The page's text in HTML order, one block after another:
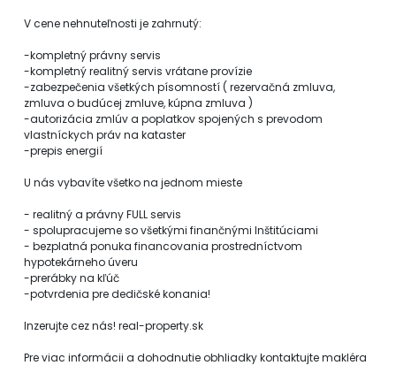
V cene nehnuteľnosti je zahrnutý:
-kompletný právny servis
-kompletný realitný servis vrátane provízie
-zabezpečenia všetkých písomností ( rezervačná zmluva,
zmluva o budúcej zmluve, kúpna zmluva )
-autorizácia zmlúv a poplatkov spojených s prevodom
vlastníckych práv na kataster
-prepis energií
U nás vybavíte všetko na jednom mieste
- realitný a právny FULL servis
- spolupracujeme so všetkými finančnými Inštitúciami
- bezplatná ponuka financovania prostredníctvom
hypotekárneho úveru
-prerábky na kľúč
-potvrdenia pre dedičské konania!
Inzerujte cez nás! real-property.sk
Pre viac informácii a dohodnutie obhliadky kontaktujte makléra